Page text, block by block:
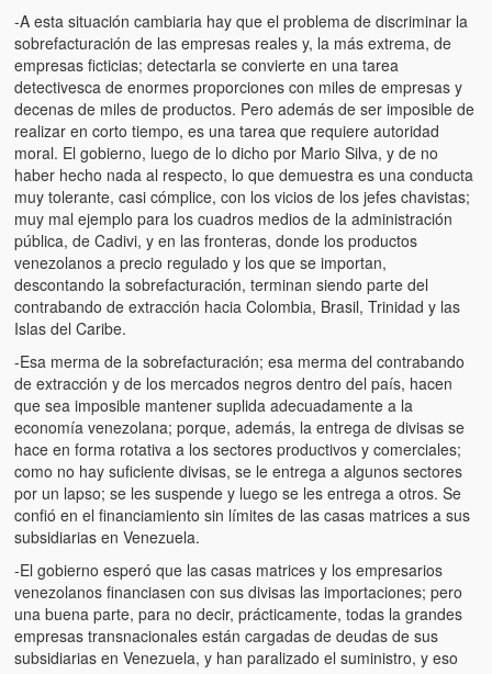
-A esta situación cambiaria hay que el problema de discriminar la
sobrefacturación de las empresas reales y, la más extrema, de
empresas ficticias; detectarla se convierte en una tarea
detectivesca de enormes proporciones con miles de empresas y
decenas de miles de productos. Pero además de ser imposible de
realizar en corto tiempo, es una tarea que requiere autoridad
moral. El gobierno, luego de lo dicho por Mario Silva, y de no
haber hecho nada al respecto, lo que demuestra es una conducta
muy tolerante, casi cómplice, con los vicios de los jefes chavistas;
muy mal ejemplo para los cuadros medios de la administración
pública, de Cadivi, y en las fronteras, donde los productos
venezolanos a precio regulado y los que se importan,
descontando la sobrefacturación, terminan siendo parte del
contrabando de extracción hacia Colombia, Brasil, Trinidad y las
Islas del Caribe.
-Esa merma de la sobrefacturación; esa merma del contrabando
de extracción y de los mercados negros dentro del país, hacen
que sea imposible mantener suplida adecuadamente a la
economía venezolana; porque, además, la entrega de divisas se
hace en forma rotativa a los sectores productivos y comerciales;
como no hay suficiente divisas, se le entrega a algunos sectores
por un lapso; se les suspende y luego se les entrega a otros. Se
confió en el financiamiento sin límites de las casas matrices a sus
subsidiarias en Venezuela.
-El gobierno esperó que las casas matrices y los empresarios
venezolanos financiasen con sus divisas las importaciones; pero
una buena parte, para no decir, prácticamente, todas la grandes
empresas transnacionales están cargadas de deudas de sus
subsidiarias en Venezuela, y han paralizado el suministro, y eso